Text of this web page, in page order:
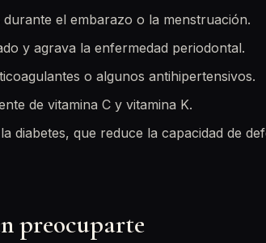
el embarazo o la menstruación.
y agrava la enfermedad periodontal.
o algunos antihipertensivos.
de vitamina C y vitamina K.
diabetes, que reduce la capacidad de
preocuparte